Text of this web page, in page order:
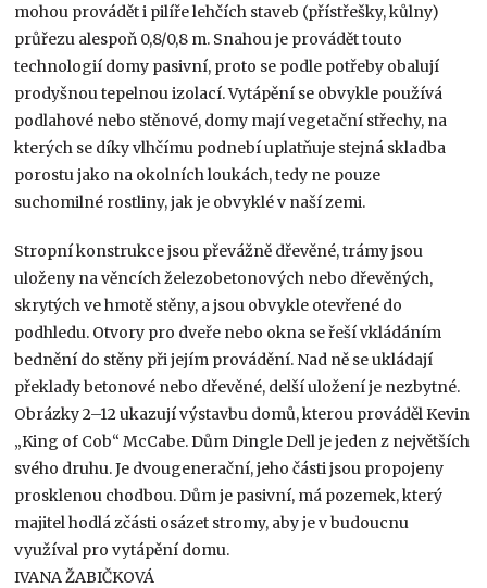
mohou provádět i pilíře lehčích staveb (přístřešky, kůlny)
průřezu alespoň 0,8/0,8 m. Snahou je provádět touto
technologií domy pasivní, proto se podle potřeby obalují
prodyšnou tepelnou izolací. Vytápění se obvykle používá
podlahové nebo stěnové, domy mají vegetační střechy, na
kterých se díky vlhčímu podnebí uplatňuje stejná skladba
porostu jako na okolních loukách, tedy ne pouze
suchomilné rostliny, jak je obvyklé v naší zemi.
Stropní konstrukce jsou převážně dřevěné, trámy jsou
uloženy na věncích železobetonových nebo dřevěných,
skrytých ve hmotě stěny, a jsou obvykle otevřené do
podhledu. Otvory pro dveře nebo okna se řeší vkládáním
bednění do stěny při jejím provádění. Nad ně se ukládají
překlady betonové nebo dřevěné, delší uložení je nezbytné.
Obrázky 2–12 ukazují výstavbu domů, kterou prováděl Kevin
„King of Cob“ McCabe. Dům Dingle Dell je jeden z největších
svého druhu. Je dvougenerační, jeho části jsou propojeny
prosklenou chodbou. Dům je pasivní, má pozemek, který
majitel hodlá zčásti osázet stromy, aby je v budoucnu
využíval pro vytápění domu.
IVANA ŽABIČKOVÁ